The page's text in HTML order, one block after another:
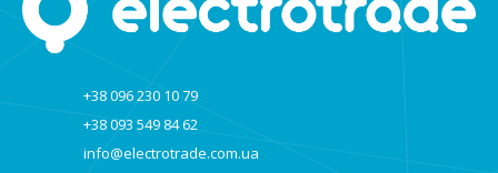
+38 096 230 10 79
+38 093 549 84 62
info@electrotrade.com.ua